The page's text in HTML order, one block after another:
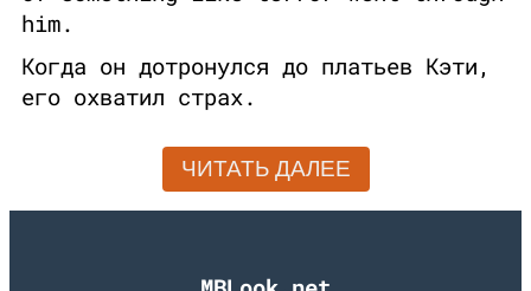
him.
Когда он дотронулся до платьев Кэти,
его охватил страх.
ЧИТАТЬ ДАЛЕЕ